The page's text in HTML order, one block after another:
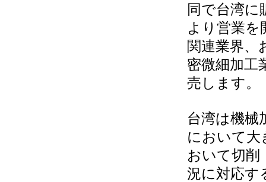
同で台湾に
より営業を
関連業界、
密微細加工
売します。
台湾は機械
において大
おいて切削
況に対応す